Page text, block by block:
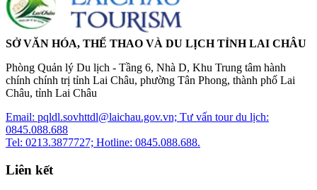
SỞ VĂN HÓA, THỂ THAO VÀ DU LỊCH TỈNH LAI CHÂU
Phòng Quản lý Du lịch - Tầng 6, Nhà D, Khu Trung tâm hành
chính chính trị tỉnh Lai Châu, phường Tân Phong, thành phố Lai
Châu, tỉnh Lai Châu
Email: pqldl.sovhttdl@laichau.gov.vn; Tư vấn tour du lịch:
0845.088.688
Tel: 0213.3877727; Hotline: 0845.088.688.
Liên kết